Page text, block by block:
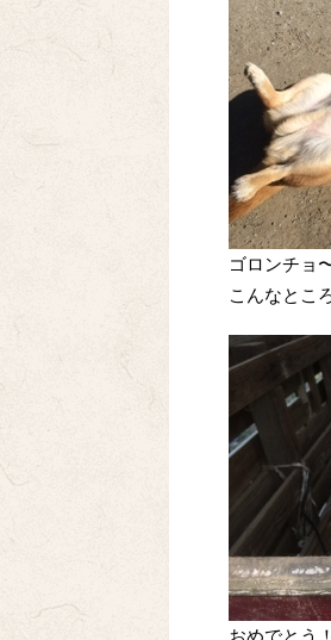
ゴロンチョ
こんなとこ
おめでとう！